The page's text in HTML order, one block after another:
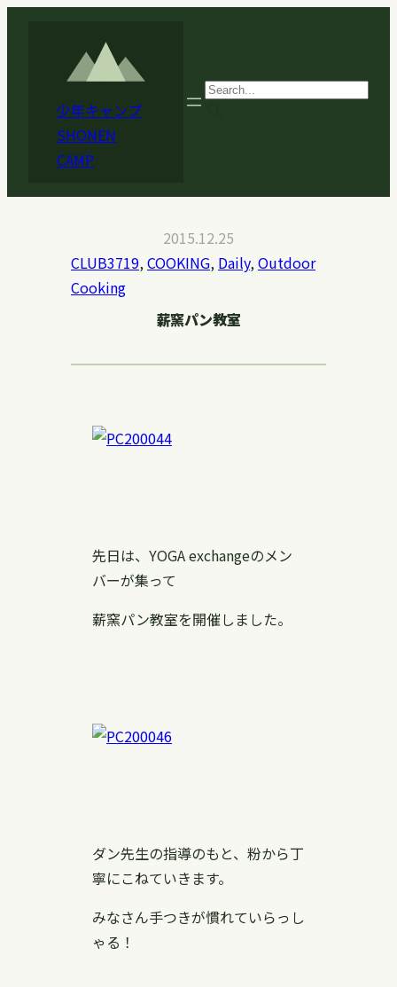
少年キャンプ
SHONEN
CAMP
2015.12.25
CLUB3719, COOKING, Daily, Outdoor
Cooking
薪窯パン教室
先日は、YOGA exchangeのメン
バーが集って
薪窯パン教室を開催しました。
ダン先生の指導のもと、粉から丁
寧にこねていきます。
みなさん手つきが慣れていらっし
ゃる！